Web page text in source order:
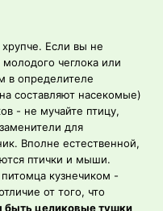
Если вы не
чеглока или
в определителе
составляют насекомые)
- не мучайте птицу,
для
Вполне естественной,
птички и мыши.
кузнечиком -
от того, что
целиковые тушки